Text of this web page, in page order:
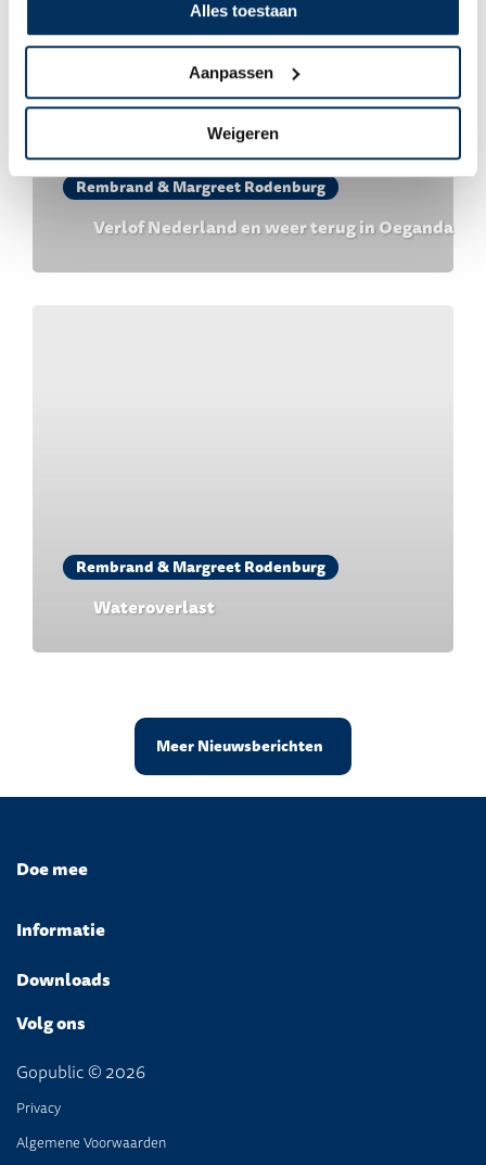
Alles toestaan
Aanpassen
Weigeren
Rembrand & Margreet Rodenburg
Verlof Nederland en weer terug in Oeganda
Rembrand & Margreet Rodenburg
Wateroverlast
Meer Nieuwsberichten
Doe mee
Informatie
Downloads
Volg ons
Gopublic © 2026
Privacy
Algemene Voorwaarden